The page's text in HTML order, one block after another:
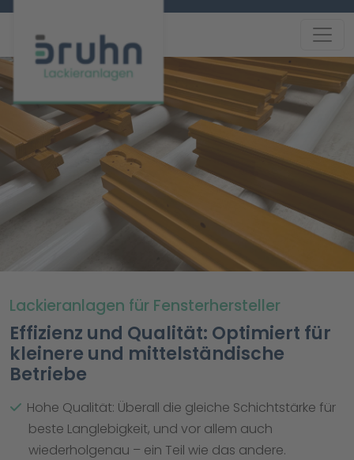
Lackieranlagen für Fensterhersteller
Effizienz und Qualität: Optimiert für
kleinere und mittelständische
Betriebe
Hohe Qualität: Überall die gleiche Schichtstärke für
beste Langlebigkeit, und vor allem auch
wiederholgenau – ein Teil wie das andere.